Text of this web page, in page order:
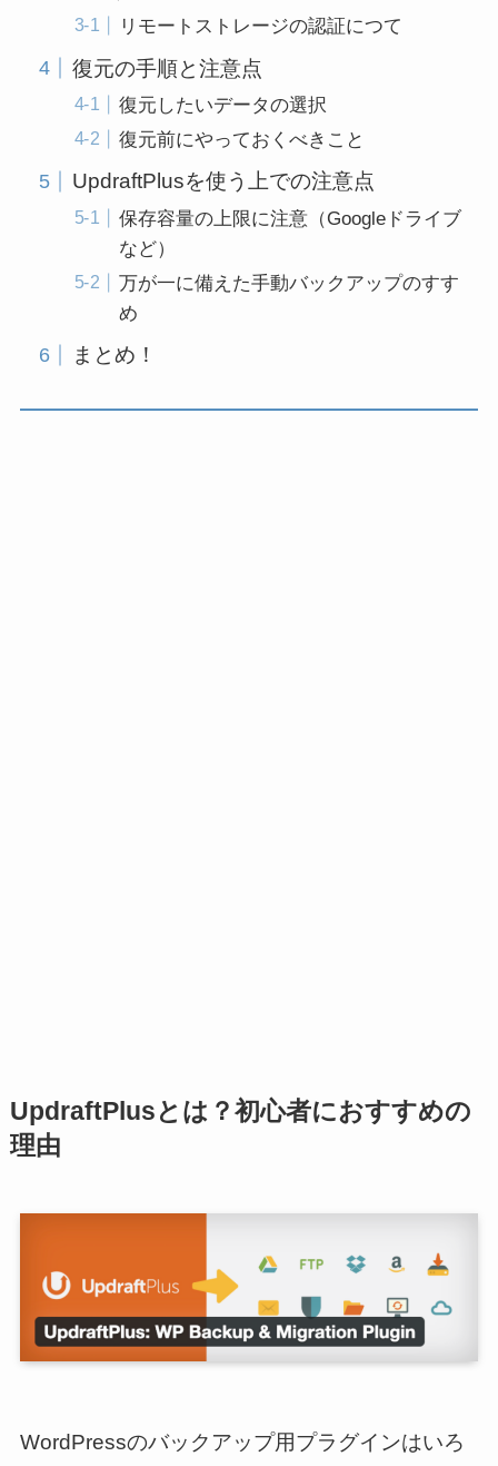
リモートストレージの認証につて
復元の手順と注意点
復元したいデータの選択
復元前にやっておくべきこと
UpdraftPlusを使う上での注意点
保存容量の上限に注意（Googleドライブ
など）
万が一に備えた手動バックアップのすす
め
まとめ！
UpdraftPlusとは？初心者におすすめの
理由
WordPressのバックアップ用プラグインはいろ